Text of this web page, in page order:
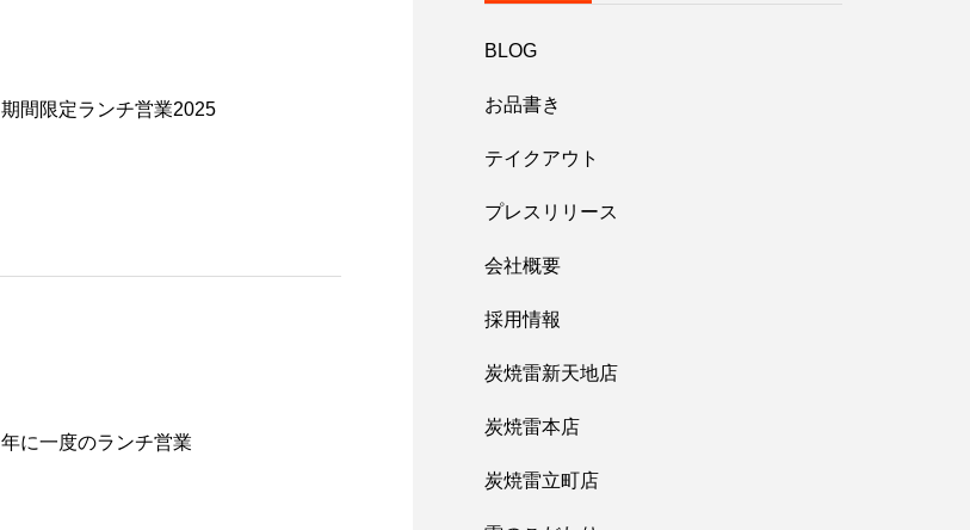
期間限定ランチ営業2025
年に一度のランチ営業
BLOG
お品書き
テイクアウト
プレスリリース
会社概要
採用情報
炭焼雷新天地店
炭焼雷本店
炭焼雷立町店